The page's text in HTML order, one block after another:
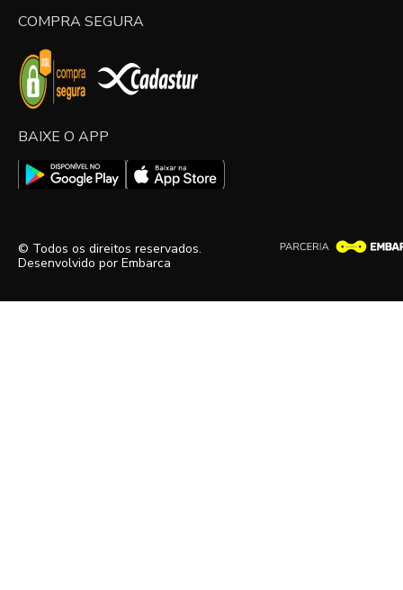
COMPRA SEGURA
BAIXE O APP
© Todos os direitos reservados.
Desenvolvido por Embarca